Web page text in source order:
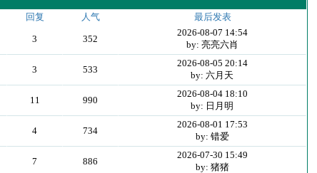
回复 人气 最后发表
3 352
2026-08-07 14:54
by: 亮亮六肖
3 533
2026-08-05 20:14
by: 六月天
11 990
2026-08-04 18:10
by: 日月明
4 734
2026-08-01 17:53
by: 错爱
7 886
2026-07-30 15:49
by: 猪猪